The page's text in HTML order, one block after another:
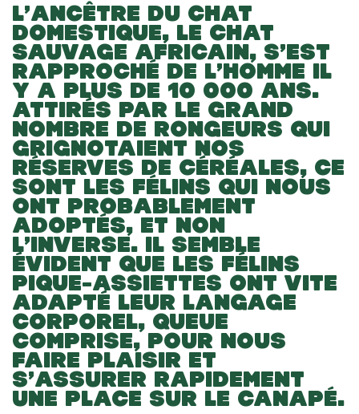
L’ANCÊTRE DU CHAT
DOMESTIQUE, LE CHAT
SAUVAGE AFRICAIN, S’EST
RAPPROCHÉ DE L’HOMME IL
Y A PLUS DE 10 000 ANS.
ATTIRÉS PAR LE GRAND
NOMBRE DE RONGEURS QUI
GRIGNOTAIENT NOS
RÉSERVES DE CÉRÉALES, CE
SONT LES FÉLINS QUI NOUS
ONT PROBABLEMENT
ADOPTÉS, ET NON
L’INVERSE. IL SEMBLE
ÉVIDENT QUE LES FÉLINS
PIQUE-ASSIETTES ONT VITE
ADAPTÉ LEUR LANGAGE
CORPOREL, QUEUE
COMPRISE, POUR NOUS
FAIRE PLAISIR ET
S’ASSURER RAPIDEMENT
UNE PLACE SUR LE CANAPÉ.